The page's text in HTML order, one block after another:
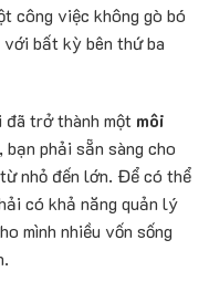
công việc không gò bó
bất kỳ bên thứ ba
trở thành một môi
phải sẵn sàng cho
nhỏ đến lớn. Để có thể
có khả năng quản lý
mình nhiều vốn sống